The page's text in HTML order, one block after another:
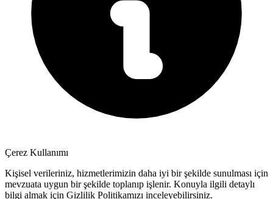
Çerez Kullanımı
Kişisel verileriniz, hizmetlerimizin daha iyi bir şekilde sunulması için
mevzuata uygun bir şekilde toplanıp işlenir. Konuyla ilgili detaylı
bilgi almak için Gizlilik Politikamızı inceleyebilirsiniz.